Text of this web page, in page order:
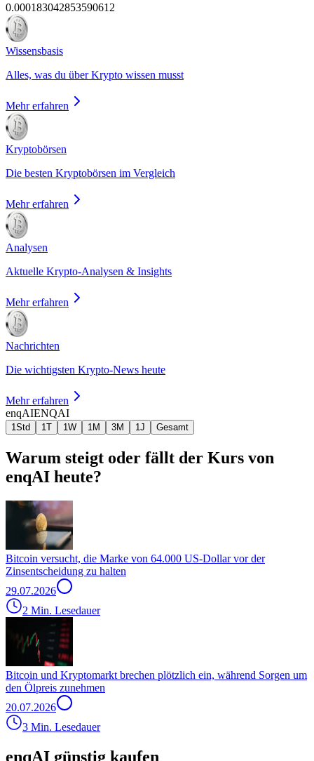
0.000183042853590612
Wissensbasis
Alles, was du über Krypto wissen musst
Mehr erfahren
Kryptobörsen
Die besten Kryptobörsen im Vergleich
Mehr erfahren
Analysen
Aktuelle Krypto-Analysen & Insights
Mehr erfahren
Nachrichten
Die wichtigsten Krypto-News heute
Mehr erfahren
enqAIENQAI
1Std 1T 1W 1M 3M 1J Gesamt
Warum steigt oder fällt der Kurs von
enqAI heute?
Bitcoin versucht, die Marke von 64.000 US-Dollar vor der
Zinsentscheidung zu halten
29.07.2026
2 Min. Lesedauer
Bitcoin und Kryptomarkt brechen plötzlich ein, während Sorgen um
den Ölpreis zunehmen
20.07.2026
3 Min. Lesedauer
enqAI günstig kaufen